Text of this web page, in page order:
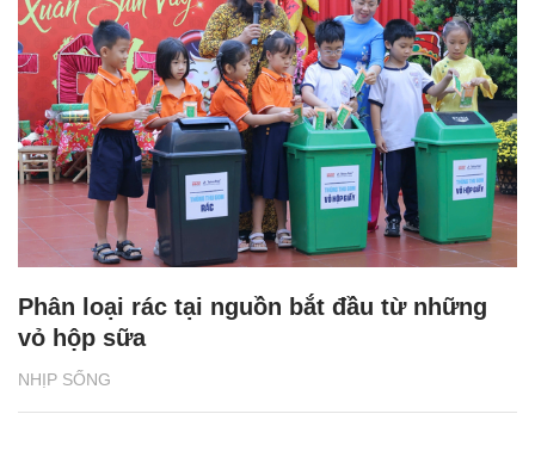
NHỊP SỐNG
Phân loại rác tại nguồn bắt đầu từ những
vỏ hộp sữa